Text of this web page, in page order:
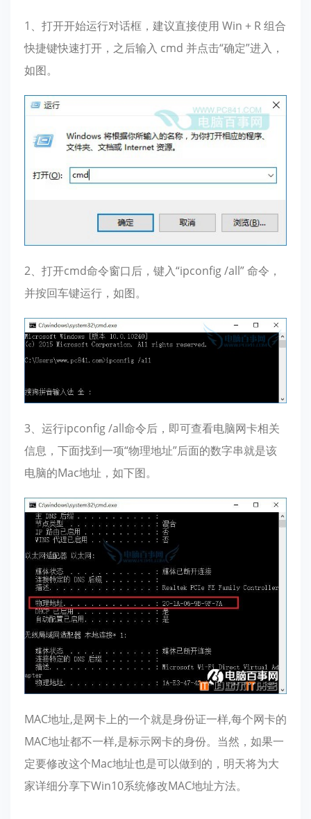
1、打开开始运行对话框，建议直接使用 Win + R 组合
快捷键快速打开，之后输入 cmd 并点击“确定”进入，
如图。
2、打开cmd命令窗口后，键入“ipconfig /all” 命令，
并按回车键运行，如图。
3、运行ipconfig /all命令后，即可查看电脑网卡相关
信息，下面找到一项“物理地址”后面的数字串就是该
电脑的Mac地址，如下图。
MAC地址,是网卡上的一个就是身份证一样,每个网卡的
MAC地址都不一样,是标示网卡的身份。当然，如果一
定要修改这个Mac地址也是可以做到的，明天将为大
家详细分享下Win10系统修改MAC地址方法。